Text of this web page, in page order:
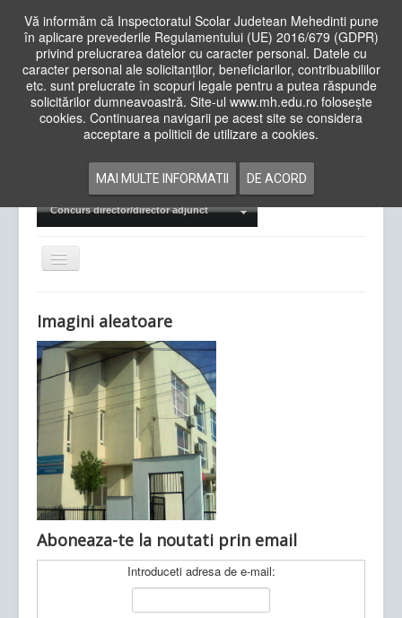
Vă informăm că Inspectoratul Scolar Judetean Mehedinti pune
în aplicare prevederile Regulamentului (UE) 2016/679 (GDPR)
privind prelucrarea datelor cu caracter personal. Datele cu
caracter personal ale solicitanților, beneficiarilor, contribuabililor
etc. sunt prelucrate în scopuri legale pentru a putea răspunde
solicitărilor dumneavoastră. Site-ul www.mh.edu.ro folosește
cookies. Continuarea navigarii pe acest site se considera
acceptare a politicii de utilizare a cookies.
MAI MULTE INFORMATII DE ACORD
Cauta
in
siteAcasa Cadre Didactice
Examene Naționale
Concurs director/director adjunct
Comută
navigarea
Ultimele articole: Vi, 04.11.2022 -
Județean Mehedinți
Imagini aleatoare
Aboneaza-te la noutati prin email
Introduceti adresa de e-mail: